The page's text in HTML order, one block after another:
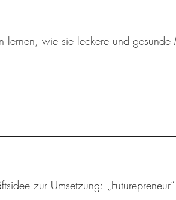
lernen, wie sie leckere und
zur Umsetzung: